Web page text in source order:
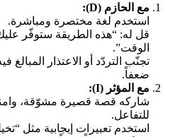
مع الحازم (D):
استخدم لغة مختصرة ومباشرة.
الوقت”.
تجنّب التردّد أو الاعتذار المبالغ
ضعفاً.
مع المؤثر (I):
شاركه قصة قصيرة مشوّقة،
للتفاعل.
استخدم تعبيرات إيجابية مثل